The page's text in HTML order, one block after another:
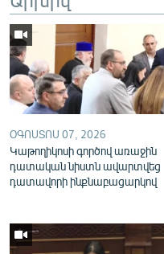
English
Русский
ՀԵՏԵՎԵՔ ՄԵԶ
«Ազատության» բոլոր
ՕԳՈՍՏՈՍ 07, 2026
Կաթողիկոսի գործով առաջին
դատական նիստն ավարտվեց
դատավորի ինքնաբացարկով